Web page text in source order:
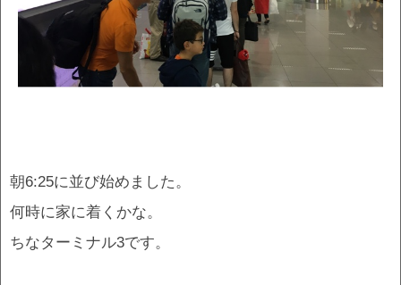
朝6:25に並び始めました。
何時に家に着くかな。
ちなターミナル3です。